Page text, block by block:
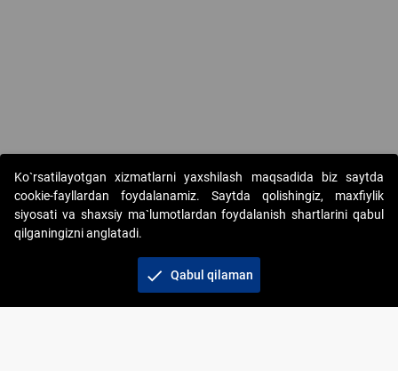
Copyright © 2017-2026. "Elektron onlayn-auksionlarni tashkil etish"
AJ. Barcha huquqlar himoyalangan
+998 71 202-21-11
Ko`rsatilayotgan xizmatlarni yaxshilash maqsadida biz saytda
cookie-fayllardan foydalanamiz. Saytda qolishingiz, maxfiylik
siyosati va shaxsiy ma`lumotlardan foydalanish shartlarini qabul
qilganingizni anglatadi.
check Qabul qilaman